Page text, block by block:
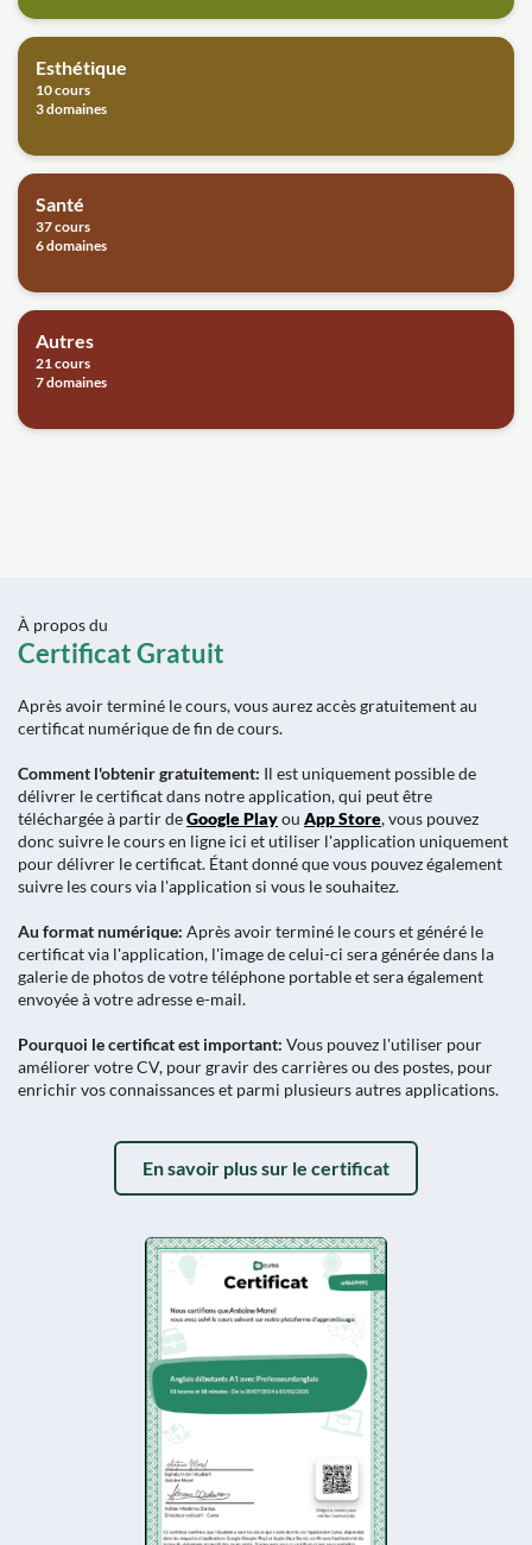
Esthétique
10 cours
3 domaines
Santé
37 cours
6 domaines
Autres
21 cours
7 domaines
À propos du
Certificat Gratuit
Après avoir terminé le cours, vous aurez accès gratuitement au
certificat numérique de fin de cours.
Comment l'obtenir gratuitement: Il est uniquement possible de
délivrer le certificat dans notre application, qui peut être
téléchargée à partir deGoogle Playou App Store, vous pouvez
donc suivre le cours en ligne ici et utiliser l'application uniquement
pour délivrer le certificat. Étant donné que vous pouvez également
suivre les cours via l'application si vous le souhaitez.
Au format numérique: Après avoir terminé le cours et généré le
certificat via l'application, l'image de celui-ci sera générée dans la
galerie de photos de votre téléphone portable et sera également
envoyée à votre adresse e-mail.
Pourquoi le certificat est important: Vous pouvez l'utiliser pour
améliorer votre CV, pour gravir des carrières ou des postes, pour
enrichir vos connaissances et parmi plusieurs autres applications.
En savoir plus sur le certificat